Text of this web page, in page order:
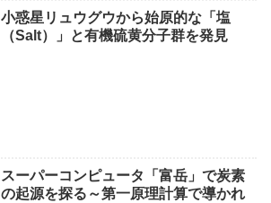
小惑星リュウグウから始原的な「塩
（Salt）」と有機硫黄分子群を発見
スーパーコンピュータ「富岳」で炭素
の起源を探る～第一原理計算で導かれ